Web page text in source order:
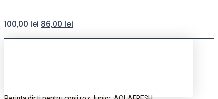
100,00lei 86,00 lei